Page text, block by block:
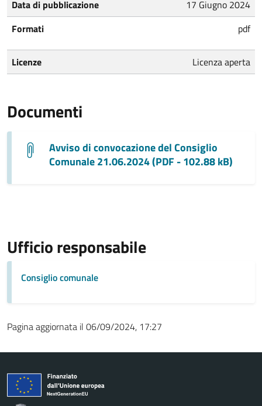
Data di pubblicazione
17 Giugno 2024
Formati
pdf
Licenze Licenza aperta
Documenti
Avviso di convocazione del Consiglio
Comunale 21.06.2024 (PDF - 102.88 kB)
Ufficio responsabile
Consiglio comunale
Pagina aggiornata il 06/09/2024, 17:27